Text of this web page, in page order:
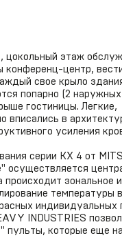
цокольный этаж
конференц-центр,
свое крыло
попарно (2
гостиницы. Легкие,
вписались в
усиления
серии КХ 4 от
осуществляется
зональное и
температуры
индивидуальных
INDUSTRIES
пульты, которые еще